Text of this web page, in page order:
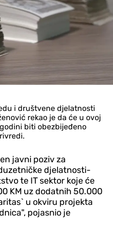
i društvene djelatnosti
rekao je da će u ovoj
biti obezbijeđeno
javni poziv za
djelatnosti-
te IT sektor koje će
KM uz dodatnih 50.000
u okviru projekta
pojasnio je